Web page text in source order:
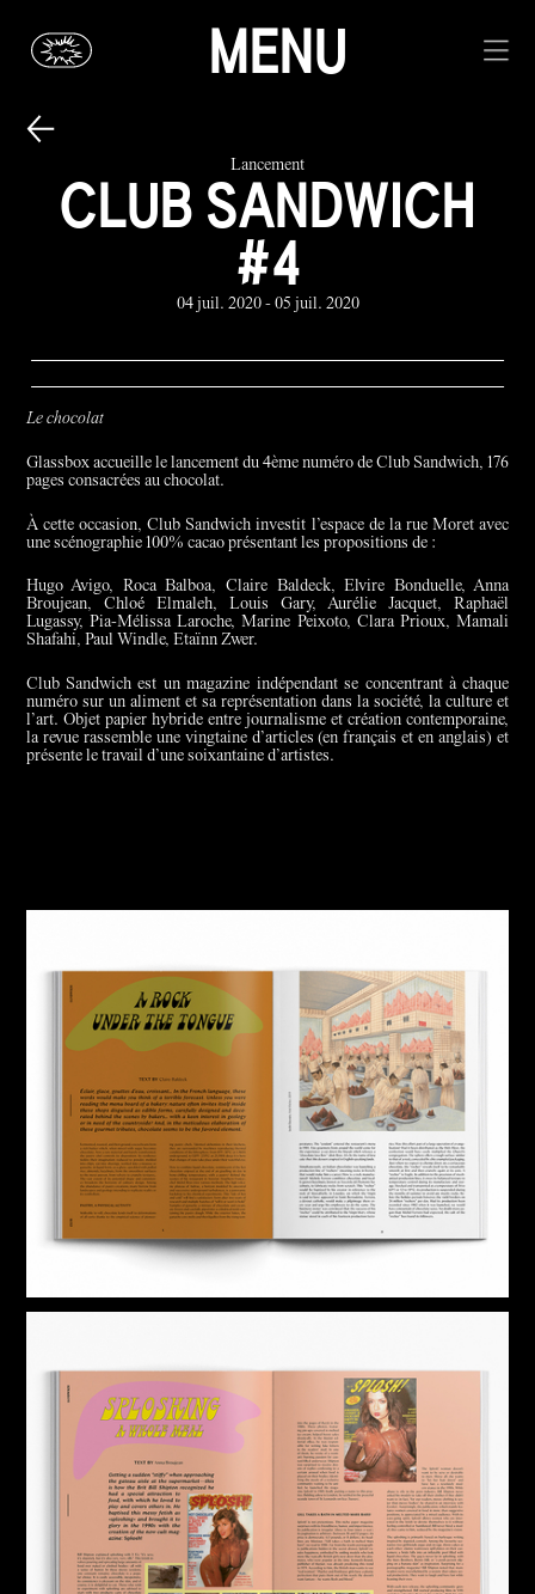
MENU
Lancement
CLUB SANDWICH
#4
04 juil. 2020 - 05 juil. 2020
Le chocolat
Glassbox accueille le lancement du 4ème numéro de Club Sandwich, 176
pages consacrées au chocolat.
À cette occasion, Club Sandwich investit l’espace de la rue Moret avec
une scénographie 100% cacao présentant les propositions de :
Hugo Avigo, Roca Balboa, Claire Baldeck, Elvire Bonduelle, Anna
Broujean, Chloé Elmaleh, Louis Gary, Aurélie Jacquet, Raphaël
Lugassy, Pia-Mélissa Laroche, Marine Peixoto, Clara Prioux, Mamali
Shafahi, Paul Windle, Etaïnn Zwer.
Club Sandwich est un magazine indépendant se concentrant à chaque
numéro sur un aliment et sa représentation dans la société, la culture et
l’art. Objet papier hybride entre journalisme et création contemporaine,
la revue rassemble une vingtaine d’articles (en français et en anglais) et
présente le travail d’une soixantaine d’artistes.